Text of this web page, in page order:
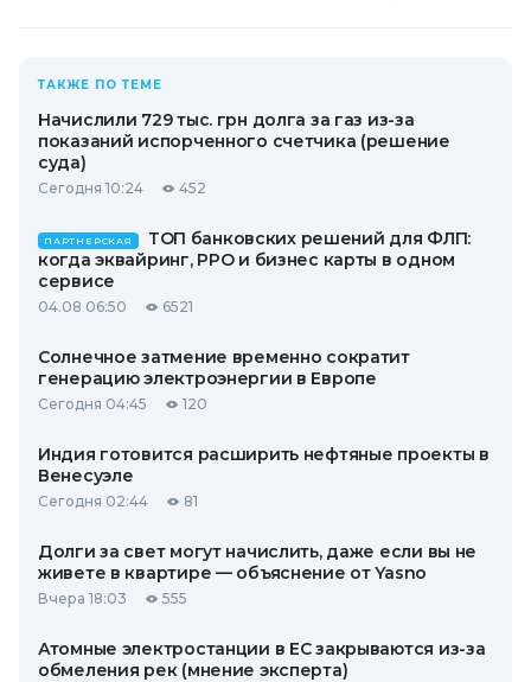
ТАКЖЕ ПО ТЕМЕ
Начислили 729 тыс. грн долга за газ из-за
показаний испорченного счетчика (решение
суда)
Сегодня 10:24 452
ПАРТНЕРСКАЯ
ТОП банковских решений для ФЛП:
когда эквайринг, РРО и бизнес карты в одном
сервисе
04.08 06:50 6521
Солнечное затмение временно сократит
генерацию электроэнергии в Европе
Сегодня 04:45 120
Индия готовится расширить нефтяные проекты в
Венесуэле
Сегодня 02:44 81
Долги за свет могут начислить, даже если вы не
живете в квартире — объяснение от Yasno
Вчера 18:03 555
Атомные электростанции в ЕС закрываются из-за
обмеления рек (мнение эксперта)